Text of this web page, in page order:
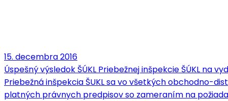
15. decembra 2016
Úspešný výsledok ŠÚKL Priebežnej inšpekcie ŠÚKL na
Priebežná inšpekcia ŠUKL sa vo všetkých obchodno-
platných právnych predpisov so zameraním na